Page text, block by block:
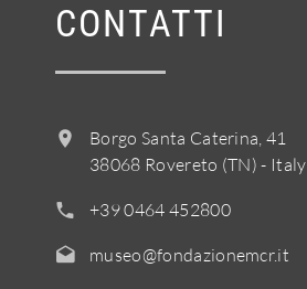
CONTATTI
Borgo Santa Caterina, 41
38068 Rovereto (TN) - Italy
+39 0464 452800
museo@fondazionemcr.it